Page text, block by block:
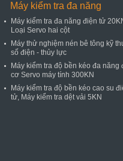
Máy kiểm tra đa năng
Máy kiểm tra đa năng điện tử
Loại Servo hai cột
Máy thử nghiệm nén bê tông kỹ
số điện - thủy lực
Máy kiểm tra độ bền kéo đa năng
cơ Servo máy tính 300KN
Máy kiểm tra độ bền kéo cao su
tử, Máy kiểm tra dệt vải 5KN